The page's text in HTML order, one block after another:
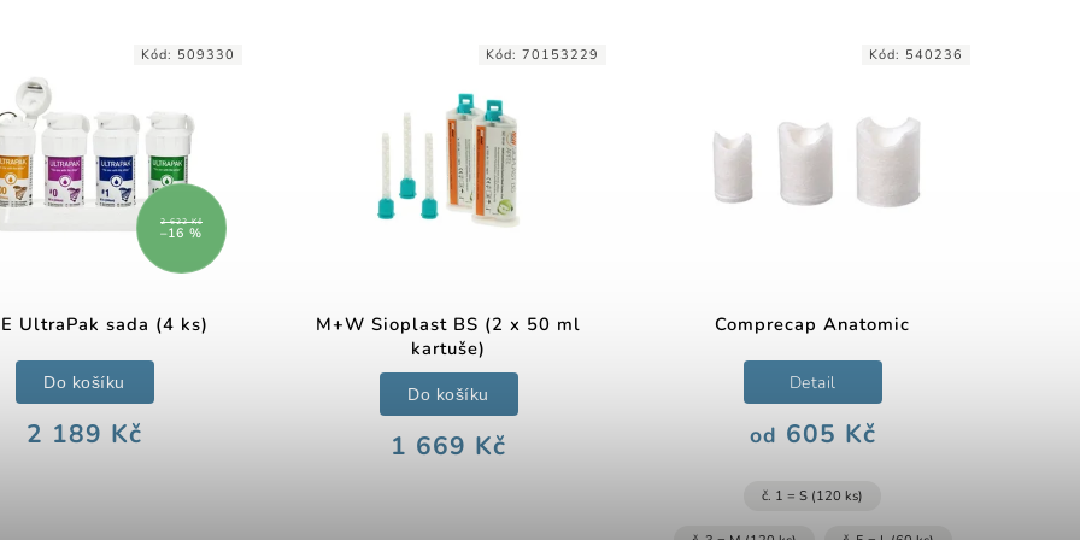
2 622 Kč
–16 %
UltraPak sada (4 ks)
2 189 Kč
Do košíku
Kód: 509330
M+W Sioplast BS (2 x 50 ml
kartuše)
1 669 Kč
Do košíku
Kód: 70153229
Comprecap Anatomic
od 605 Kč
Detail
č. 1 = S (120 ks)
Kód: 540236